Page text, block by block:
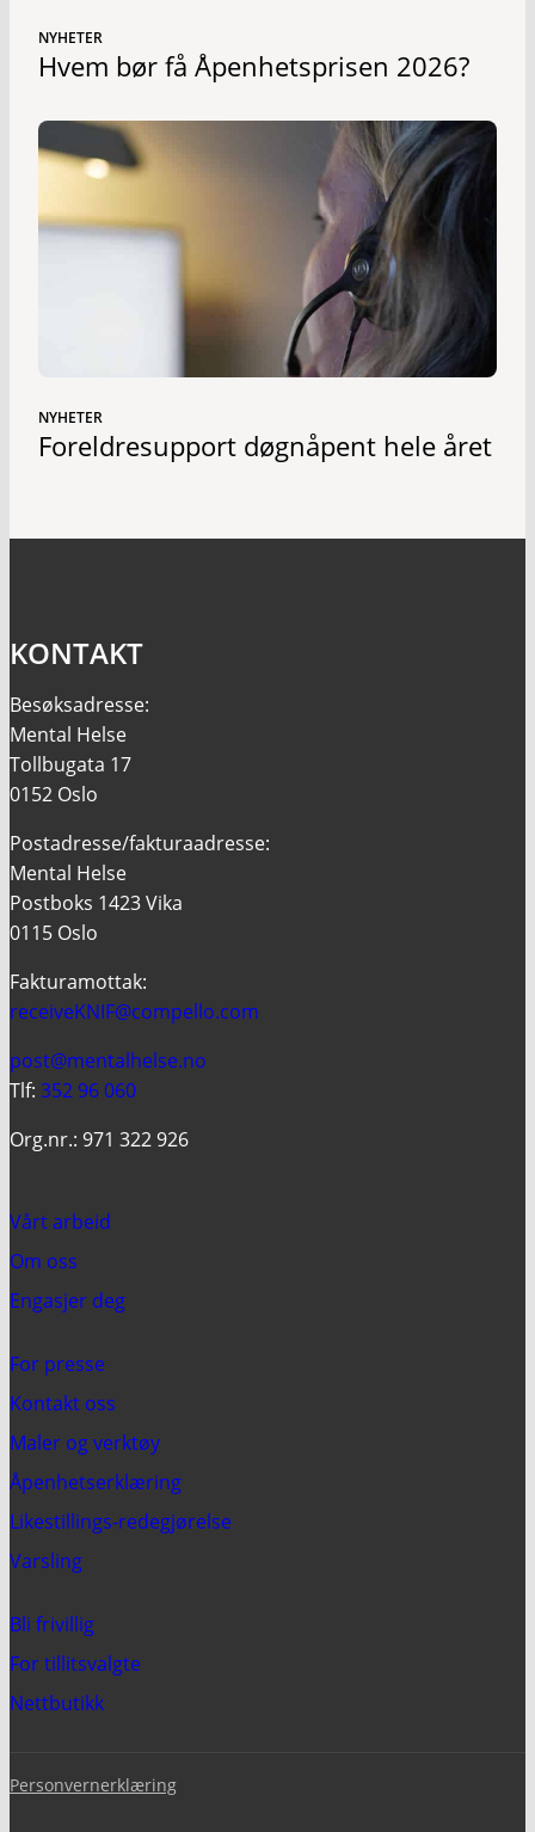
NYHETER
Hvem bør få Åpenhetsprisen 2026?
NYHETER
Foreldresupport døgnåpent hele året
KONTAKT
Besøksadresse:
Mental Helse
Tollbugata 17
0152 Oslo
Postadresse/fakturaadresse:
Mental Helse
Postboks 1423 Vika
0115 Oslo
Fakturamottak:
receiveKNIF@compello.com
post@mentalhelse.no
Tlf: 352 96 060
Org.nr.: 971 322 926
Vårt arbeid
Om oss
Engasjer deg
For presse
Kontakt oss
Maler og verktøy
Åpenhetserklæring
Likestillings-redegjørelse
Varsling
Bli frivillig
For tillitsvalgte
Nettbutikk
Personvernerklæring